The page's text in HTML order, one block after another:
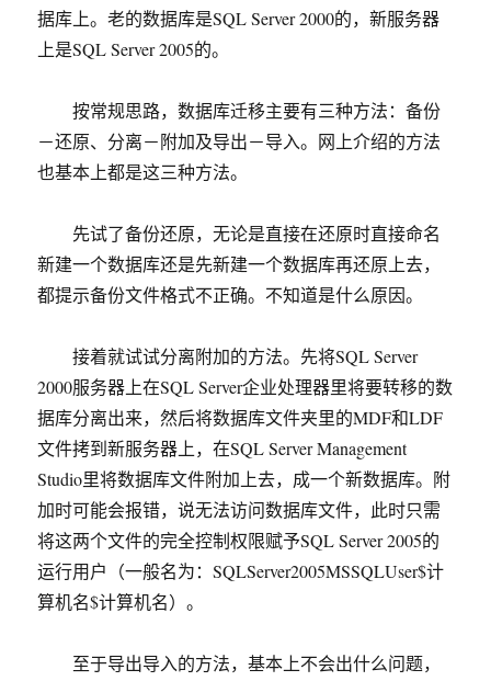
据库上。老的数据库是SQL Server 2000的，新服务器
上是SQL Server 2005的。
按常规思路，数据库迁移主要有三种方法：备份
－还原、分离－附加及导出－导入。网上介绍的方法
也基本上都是这三种方法。
先试了备份还原，无论是直接在还原时直接命名
新建一个数据库还是先新建一个数据库再还原上去，
都提示备份文件格式不正确。不知道是什么原因。
接着就试试分离附加的方法。先将SQL Server
2000服务器上在SQL Server企业处理器里将要转移的数
据库分离出来，然后将数据库文件夹里的MDF和LDF
文件拷到新服务器上，在SQL Server Management
Studio里将数据库文件附加上去，成一个新数据库。附
加时可能会报错，说无法访问数据库文件，此时只需
将这两个文件的完全控制权限赋予SQL Server 2005的
运行用户（一般名为：SQLServer2005MSSQLUser$计
算机名$计算机名）。
至于导出导入的方法，基本上不会出什么问题，